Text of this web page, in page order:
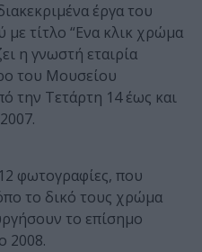
έργα του
τίτλο “Eνα κλικ χρώμα
η γνωστή εταιρία
του Μουσείου
την Τετάρτη 14 έως και
φωτογραφίες, που
το δικό τους χρώμα
το επίσημο
2008.